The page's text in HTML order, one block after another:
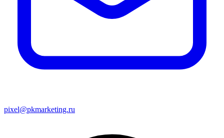
pixel@pkmarketing.ru